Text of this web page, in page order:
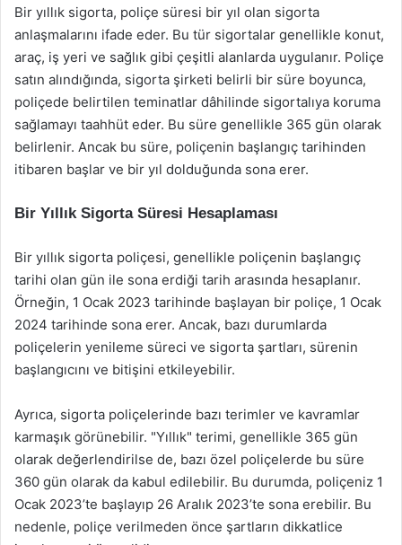
Bir yıllık sigorta, poliçe süresi bir yıl olan sigorta
anlaşmalarını ifade eder. Bu tür sigortalar genellikle konut,
araç, iş yeri ve sağlık gibi çeşitli alanlarda uygulanır. Poliçe
satın alındığında, sigorta şirketi belirli bir süre boyunca,
poliçede belirtilen teminatlar dâhilinde sigortalıya koruma
sağlamayı taahhüt eder. Bu süre genellikle 365 gün olarak
belirlenir. Ancak bu süre, poliçenin başlangıç tarihinden
itibaren başlar ve bir yıl dolduğunda sona erer.
Bir Yıllık Sigorta Süresi Hesaplaması
Bir yıllık sigorta poliçesi, genellikle poliçenin başlangıç
tarihi olan gün ile sona erdiği tarih arasında hesaplanır.
Örneğin, 1 Ocak 2023 tarihinde başlayan bir poliçe, 1 Ocak
2024 tarihinde sona erer. Ancak, bazı durumlarda
poliçelerin yenileme süreci ve sigorta şartları, sürenin
başlangıcını ve bitişini etkileyebilir.
Ayrıca, sigorta poliçelerinde bazı terimler ve kavramlar
karmaşık görünebilir. "Yıllık" terimi, genellikle 365 gün
olarak değerlendirilse de, bazı özel poliçelerde bu süre
360 gün olarak da kabul edilebilir. Bu durumda, poliçeniz 1
Ocak 2023’te başlayıp 26 Aralık 2023’te sona erebilir. Bu
nedenle, poliçe verilmeden önce şartların dikkatlice